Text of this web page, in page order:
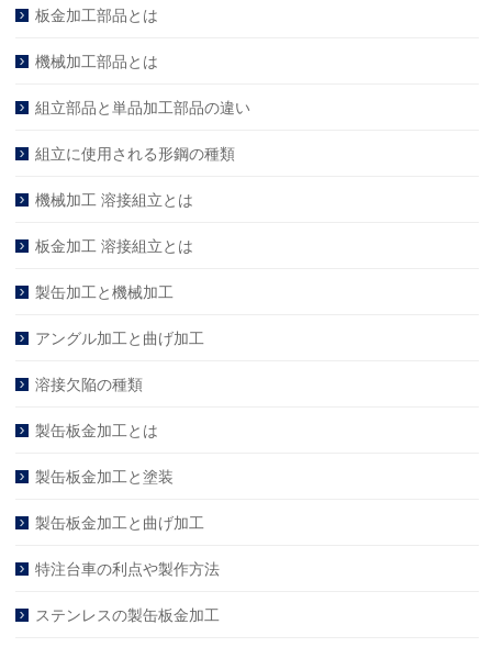
板金加工部品とは
機械加工部品とは
組立部品と単品加工部品の違い
組立に使用される形鋼の種類
機械加工 溶接組立とは
板金加工 溶接組立とは
製缶加工と機械加工
アングル加工と曲げ加工
溶接欠陥の種類
製缶板金加工とは
製缶板金加工と塗装
製缶板金加工と曲げ加工
特注台車の利点や製作方法
ステンレスの製缶板金加工